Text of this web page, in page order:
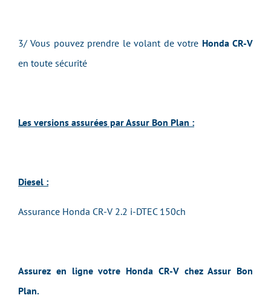
3/ Vous pouvez prendre le volant de votre Honda CR-V
en toute sécurité
Les versions assurées par Assur Bon Plan :
Diesel :
Assurance Honda CR-V 2.2 i-DTEC 150ch
Assurez en ligne votre Honda CR-V chez Assur Bon
Plan.